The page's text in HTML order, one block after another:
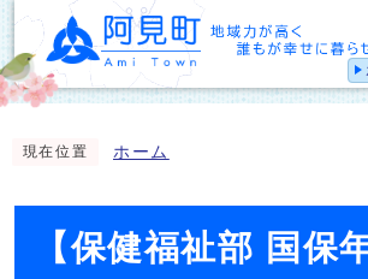
現在位置 ホーム
【保健福祉部 国保